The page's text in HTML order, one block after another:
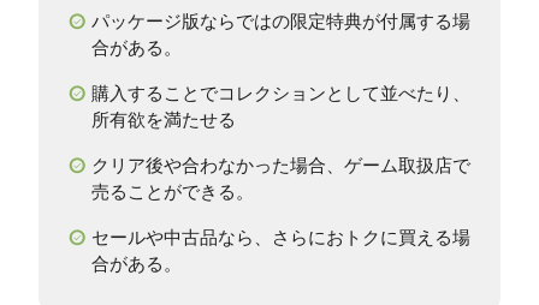
パッケージ版ならではの限定特典が付属する場
合がある。
購入することでコレクションとして並べたり、
所有欲を満たせる
クリア後や合わなかった場合、ゲーム取扱店で
売ることができる。
セールや中古品なら、さらにおトクに買える場
合がある。